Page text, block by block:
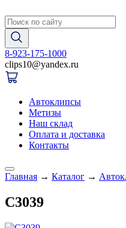
8-923-175-1000
clips10@yandex.ru
Автоклипсы
Метизы
Наш склад
Оплата и доставка
Контакты
Главная → Каталог →
C3039